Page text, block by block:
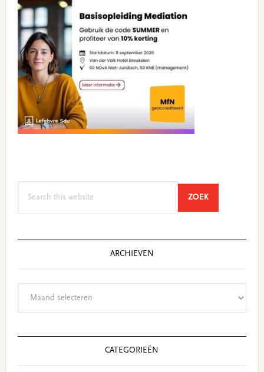
ZOEKSEARCH
ARCHIEVEN
CATEGORIEËN